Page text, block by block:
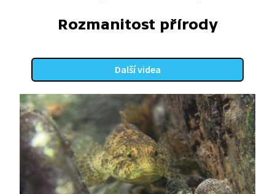
Rozmanitost přírody
Další videa